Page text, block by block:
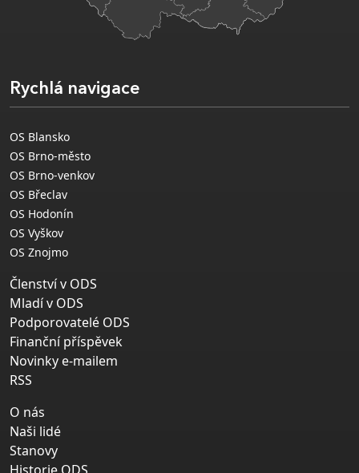
Rychlá navigace
OS Blansko
OS Brno-město
OS Brno-venkov
OS Břeclav
OS Hodonín
OS Vyškov
OS Znojmo
Členství v ODS
Mladí v ODS
Podporovatelé ODS
Finanční příspěvek
Novinky e-mailem
RSS
O nás
Naši lidé
Stanovy